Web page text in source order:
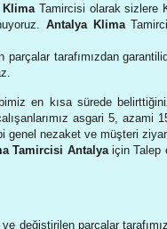
KlimaTamircisi olarak sizlere
Antalya Klima
tarafımızdan
en kısa sürede
asgari 5, azami
nezaket ve müşteri
Tamircisi Antalyaiçin Talep
değiştirilen parçalar